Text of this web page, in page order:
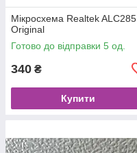
Мікросхема Realtek ALC285
Original
Готово до відправки 5 од.
340 ₴
Купити